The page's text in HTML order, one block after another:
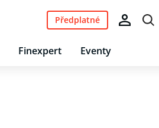
Finexpert Eventy
Předplatné